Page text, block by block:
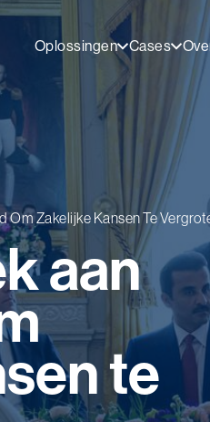
Oplossingen Cases
Om Zakelijke Kansen Te
aan
te